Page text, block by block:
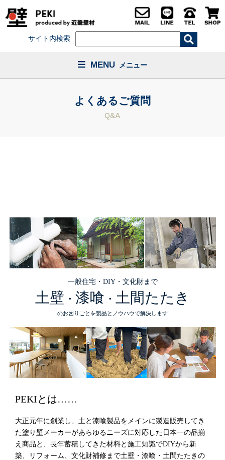
サイト内検索
MENU メニュー
よくあるご質問
Q&A
一般住宅・DIY・文化財まで
土壁 ・ 漆喰 ・ 土間たたき
のお困りごとを製品とノウハウで解決します
PEKIとは……
大正元年に創業し、土と漆喰製品をメインに製造販売してき
た塗り壁メーカーがあらゆるニーズに対応した日本一の品揃
え商品と、長年蓄積してきた材料と施工知識でDIYから新
築、リフォーム、文化財補修まで土壁・漆喰・土間たたきの